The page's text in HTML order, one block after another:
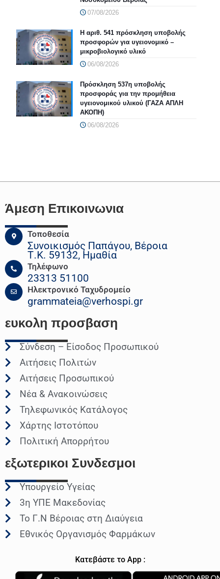
07/08/2026
Η αριθ. 541 πρόσκληση υποβολής
προσφορών για υγειονομικό –
μικροβιολογικό υλικό
06/08/2026
Πρόσκληση 537η υποβολής
προσφοράς για την προμήθεια
υγειονομικού υλικού (ΓΑΖΑ ΑΠΛΗ
ΑΚΟΠΗ)
06/08/2026
Άμεση Επικοινωνια
Τοποθεσία
Συνοικισμός Παπάγου, Βέροια
Τ.Κ. 59132, Ημαθία
Τηλέφωνο
23313 51100
Ηλεκτρονικό Ταχυδρομείο
grammateia@verhospi.gr
ευκολη προσβαση
Σύνδεση – Είσοδος Προσωπικού
Αιτήσεις Πολιτών
Αιτήσεις Προσωπικού
Νέα & Ανακοινώσεις
Τηλεφωνικός Κατάλογος
Χάρτης Ιστοτόπου
Πολιτική Απορρήτου
εξωτερικοι Συνδεσμοι
Υπουργείο Υγείας
3η ΥΠΕ Μακεδονίας
Το Γ.Ν Βέροιας στη Διαύγεια
Εθνικός Οργανισμός Φαρμάκων
Κατεβάστε το App :